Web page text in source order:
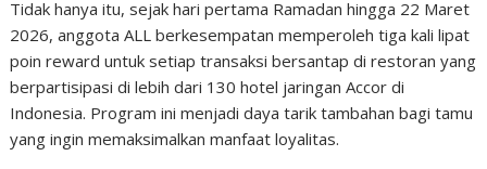
Tidak hanya itu, sejak hari pertama Ramadan hingga 22 Maret
2026, anggota ALL berkesempatan memperoleh tiga kali lipat
poin reward untuk setiap transaksi bersantap di restoran yang
berpartisipasi di lebih dari 130 hotel jaringan Accor di
Indonesia. Program ini menjadi daya tarik tambahan bagi tamu
yang ingin memaksimalkan manfaat loyalitas.